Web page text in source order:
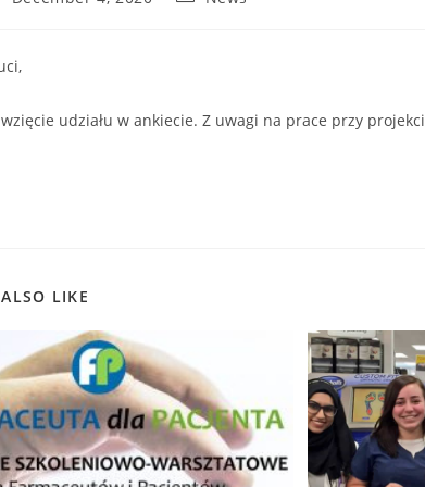
udziału w ankiecie. Z uwagi na prace przy
LIKE